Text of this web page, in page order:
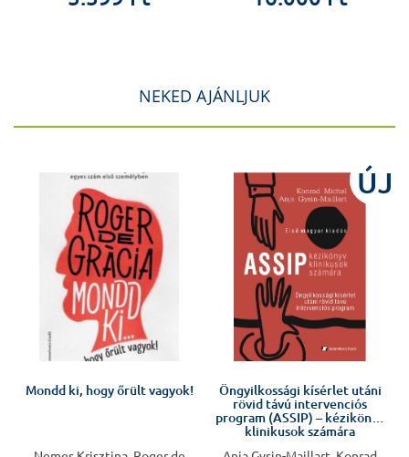
NEKED AJÁNLJUK
Mondd ki, hogy őrült vagyok!
ÚJ
Öngyilkossági kísérlet utáni
rövid távú intervenciós
program (ASSIP) – kézikönyv
klinikusok számára